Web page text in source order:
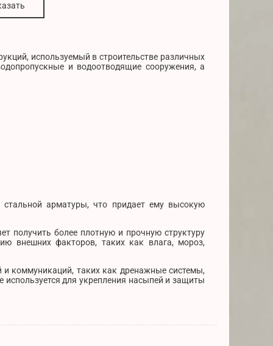
используемый в строительстве различных
и водоотводящие сооружения, а
стальной арматуры, что придает ему высокую
получить более плотную и прочную структуру
внешних факторов, таких как влага, мороз,
коммуникаций, таких как дренажные системы,
для укрепления насыпей и защиты